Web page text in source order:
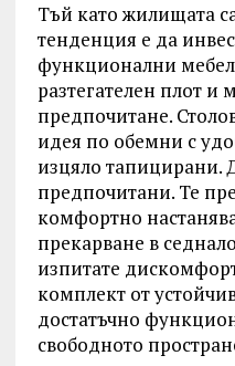
Тъй като жилищата
тенденция е да
функционални
разтегателен плот и
предпочитане.
идея по обемни с
изцяло тапицирани.
предпочитани. Те
комфортно
прекарване в
изпитате
комплект от
достатъчно
свободното